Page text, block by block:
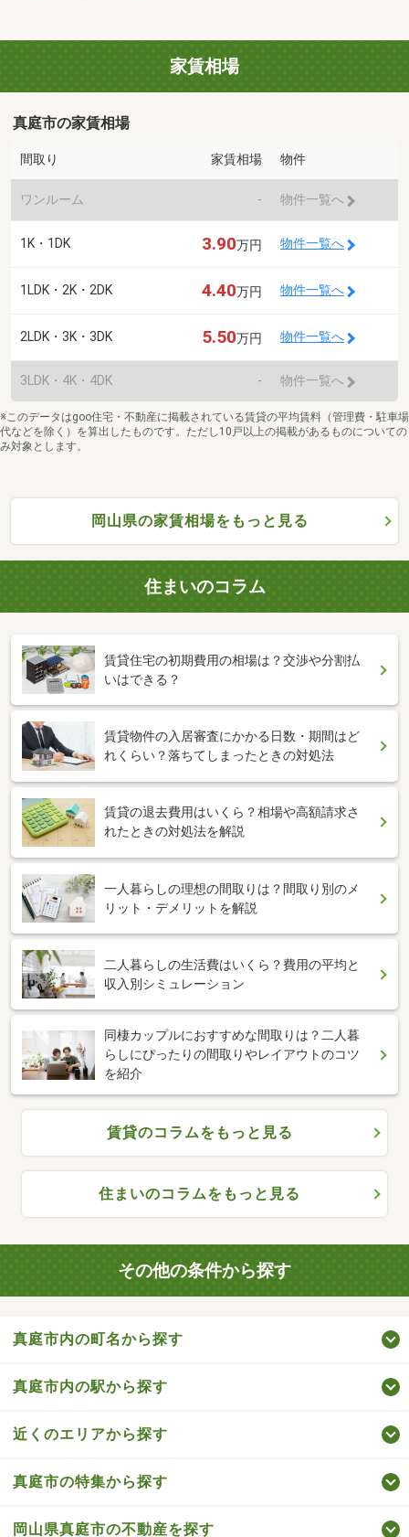
家賃相場
真庭市の家賃相場
間取り 家賃相場 物件
ワンルーム - 物件一覧へ
1K・1DK 3.90万円 物件一覧へ
1LDK・2K・2DK 4.40万円 物件一覧へ
2LDK・3K・3DK 5.50万円 物件一覧へ
3LDK・4K・4DK - 物件一覧へ
※このデータはgoo住宅・不動産に掲載されている賃貸の平均賃料（管理費・駐車場
代などを除く）を算出したものです。ただし10戸以上の掲載があるものについての
み対象とします。
岡山県の家賃相場をもっと見る
住まいのコラム
賃貸住宅の初期費用の相場は？交渉や分割払
いはできる？
賃貸物件の入居審査にかかる日数・期間はど
れくらい？落ちてしまったときの対処法
賃貸の退去費用はいくら？相場や高額請求さ
れたときの対処法を解説
一人暮らしの理想の間取りは？間取り別のメ
リット・デメリットを解説
二人暮らしの生活費はいくら？費用の平均と
収入別シミュレーション
同棲カップルにおすすめな間取りは？二人暮
らしにぴったりの間取りやレイアウトのコツ
を紹介
賃貸のコラムをもっと見る
住まいのコラムをもっと見る
その他の条件から探す
真庭市内の町名から探す
真庭市内の駅から探す
近くのエリアから探す
真庭市の特集から探す
岡山県真庭市の不動産を探す